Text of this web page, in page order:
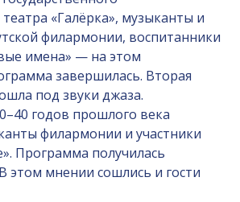
«Галёрка», музыканты и
филармонии, воспитанники
имена» — на этом
завершилась. Вторая
под звуки джаза.
годов прошлого века
филармонии и участники
Программа получилась
этом мнении сошлись и гости